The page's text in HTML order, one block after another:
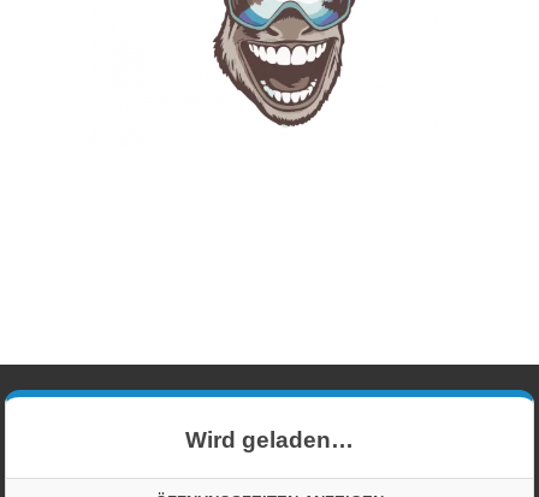
Wird geladen…